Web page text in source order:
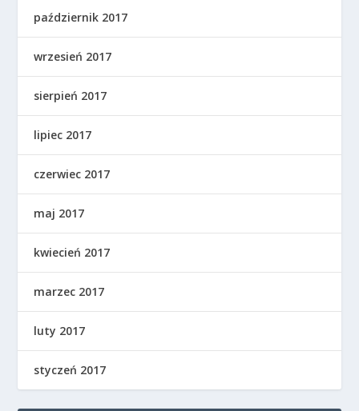
październik 2017
wrzesień 2017
sierpień 2017
lipiec 2017
czerwiec 2017
maj 2017
kwiecień 2017
marzec 2017
luty 2017
styczeń 2017